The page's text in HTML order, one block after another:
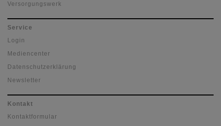
Versorgungswerk
Service
Login
Mediencenter
Datenschutzerklärung
Newsletter
Kontakt
Kontaktformular